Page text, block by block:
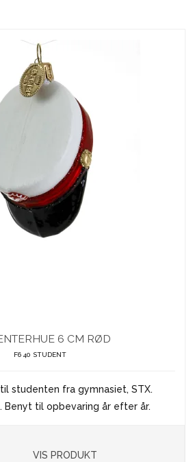
6 CM RØD
F6 40 STUDENT
studenten fra gymnasiet, STX.
Benyt til opbevaring år efter år.
VIS PRODUKT